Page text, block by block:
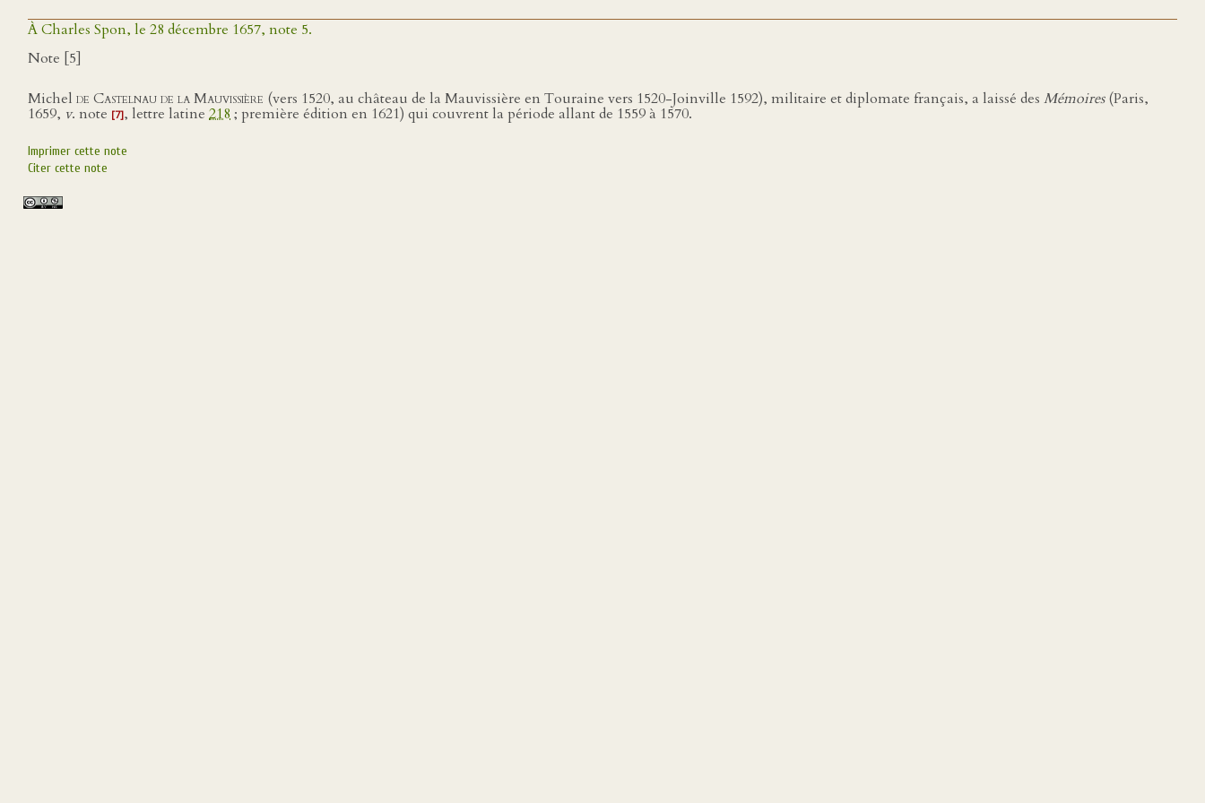
À Charles Spon, le 28 décembre 1657, note 5.
Note [5]
Michel de Castelnau de la Mauvissière (vers 1520, au château de la Mauvissière en Touraine vers 1520-Joinville 1592), militaire et diplomate français, a laissé des Mémoires(Paris,
1659, v. note [7], lettre latine 218; première édition en 1621) qui couvrent la période allant de 1559 à 1570.
Imprimer cette note
Citer cette note